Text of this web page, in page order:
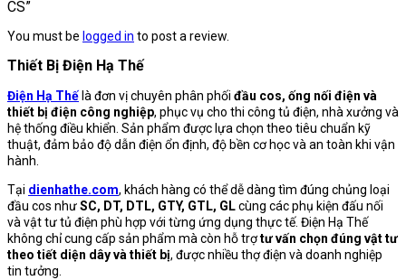
CS”
You must be logged in to post a review.
Thiết Bị Điện Hạ Thế
Điện Hạ Thếlà đơn vị chuyên phân phối đầu cos, ống nối điện và
thiết bị điện công nghiệp, phục vụ cho thi công tủ điện, nhà xưởng và
hệ thống điều khiển. Sản phẩm được lựa chọn theo tiêu chuẩn kỹ
thuật, đảm bảo độ dẫn điện ổn định, độ bền cơ học và an toàn khi vận
hành.
Tại dienhathe.com, khách hàng có thể dễ dàng tìm đúng chủng loại
đầu cos nhưSC, DT, DTL, GTY, GTL, GLcùng các phụ kiện đấu nối
và vật tư tủ điện phù hợp với từng ứng dụng thực tế. Điện Hạ Thế
không chỉ cung cấp sản phẩm mà còn hỗ trợtư vấn chọn đúng vật tư
theo tiết diện dây và thiết bị, được nhiều thợ điện và doanh nghiệp
tin tưởng.